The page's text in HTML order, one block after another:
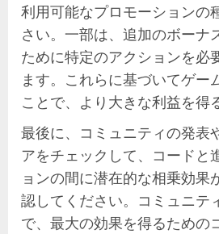
利用可能なプロモーションの
さい。一部は、追加のボーナ
ために特定のアクションを必
ます。これらに基づいてゲー
ことで、より大きな利益を得
最後に、コミュニティの発表
アをチェックして、コードと
ョンの間に潜在的な相乗効果
認してください。コミュニテ
で、最大の効果を得るための